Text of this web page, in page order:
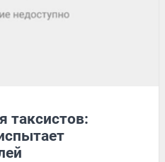
таксистов: